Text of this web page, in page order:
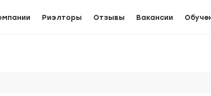
Риэлторы Отзывы Вакансии